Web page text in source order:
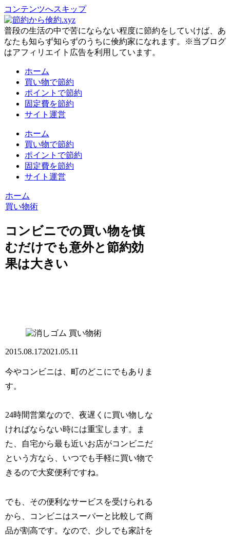
コンテンツへスキップ
普段の生活の中で苦にならない程度に節約をしていけば、あ
なたも知らず知らずのうちに倹約家になれます。※当ブログ
はアフィリエイト広告を利用しています。
ホーム
買い物で節約
ポイントで節約
固定費を節約
サイト運営
ホーム
買い物で節約
ポイントで節約
固定費を節約
サイト運営
ホーム
買い物術
コンビニでの買い物を慎
むだけでも意外と節約効
果は大きい
買い物術
2015.08.172021.05.11
今やコンビニは、町のどこにでもありま
す。
24時間営業なので、夜遅くに買い物しな
ければならない時には重宝します。ま
た、自宅から最も近いお店がコンビニだ
という方なら、いつでも手軽に買い物で
きるので大変便利ですね。
でも、その便利なサービスを受けられる
から、コンビニはスーパーと比較して商
品が割高です。なので、少しでも家計を